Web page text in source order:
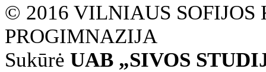
© 2016 VILNIAUS SOFIJOS
PROGIMNAZIJA
Sukūrė UAB „SIVOS